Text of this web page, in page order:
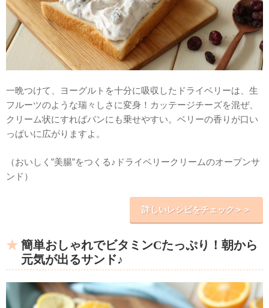
一晩つけて、ヨーグルトを十分に吸収したドライベリーは、生
フルーツのような瑞々しさに変身！カッテージチーズを混ぜ、
クリーム状にすればパンにも乗せやすい。ベリーの香りが口い
っぱいに広がりますよ。
（おいしく”美腸”をつくる♪ドライベリークリームのオープンサ
ンド）
詳しいレシピをチェック＞＞
簡単おしゃれでビタミンCたっぷり！朝から
元気が出るサンド♪